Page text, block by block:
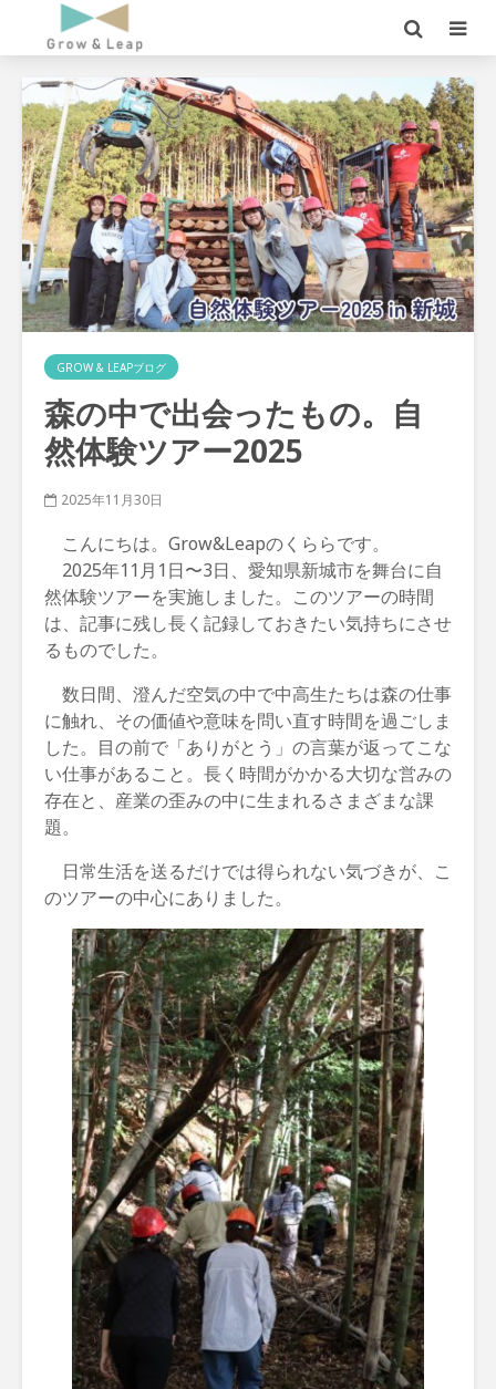
GROW & LEAPブログ
森の中で出会ったもの。自
然体験ツアー2025
2025年11月30日
こんにちは。Grow&Leapのくららです。
2025年11月1日〜3日、愛知県新城市を舞台に自
然体験ツアーを実施しました。このツアーの時間
は、記事に残し長く記録しておきたい気持ちにさせ
るものでした。
数日間、澄んだ空気の中で中高生たちは森の仕事
に触れ、その価値や意味を問い直す時間を過ごしま
した。目の前で「ありがとう」の言葉が返ってこな
い仕事があること。長く時間がかかる大切な営みの
存在と、産業の歪みの中に生まれるさまざまな課
題。
日常生活を送るだけでは得られない気づきが、こ
のツアーの中心にありました。